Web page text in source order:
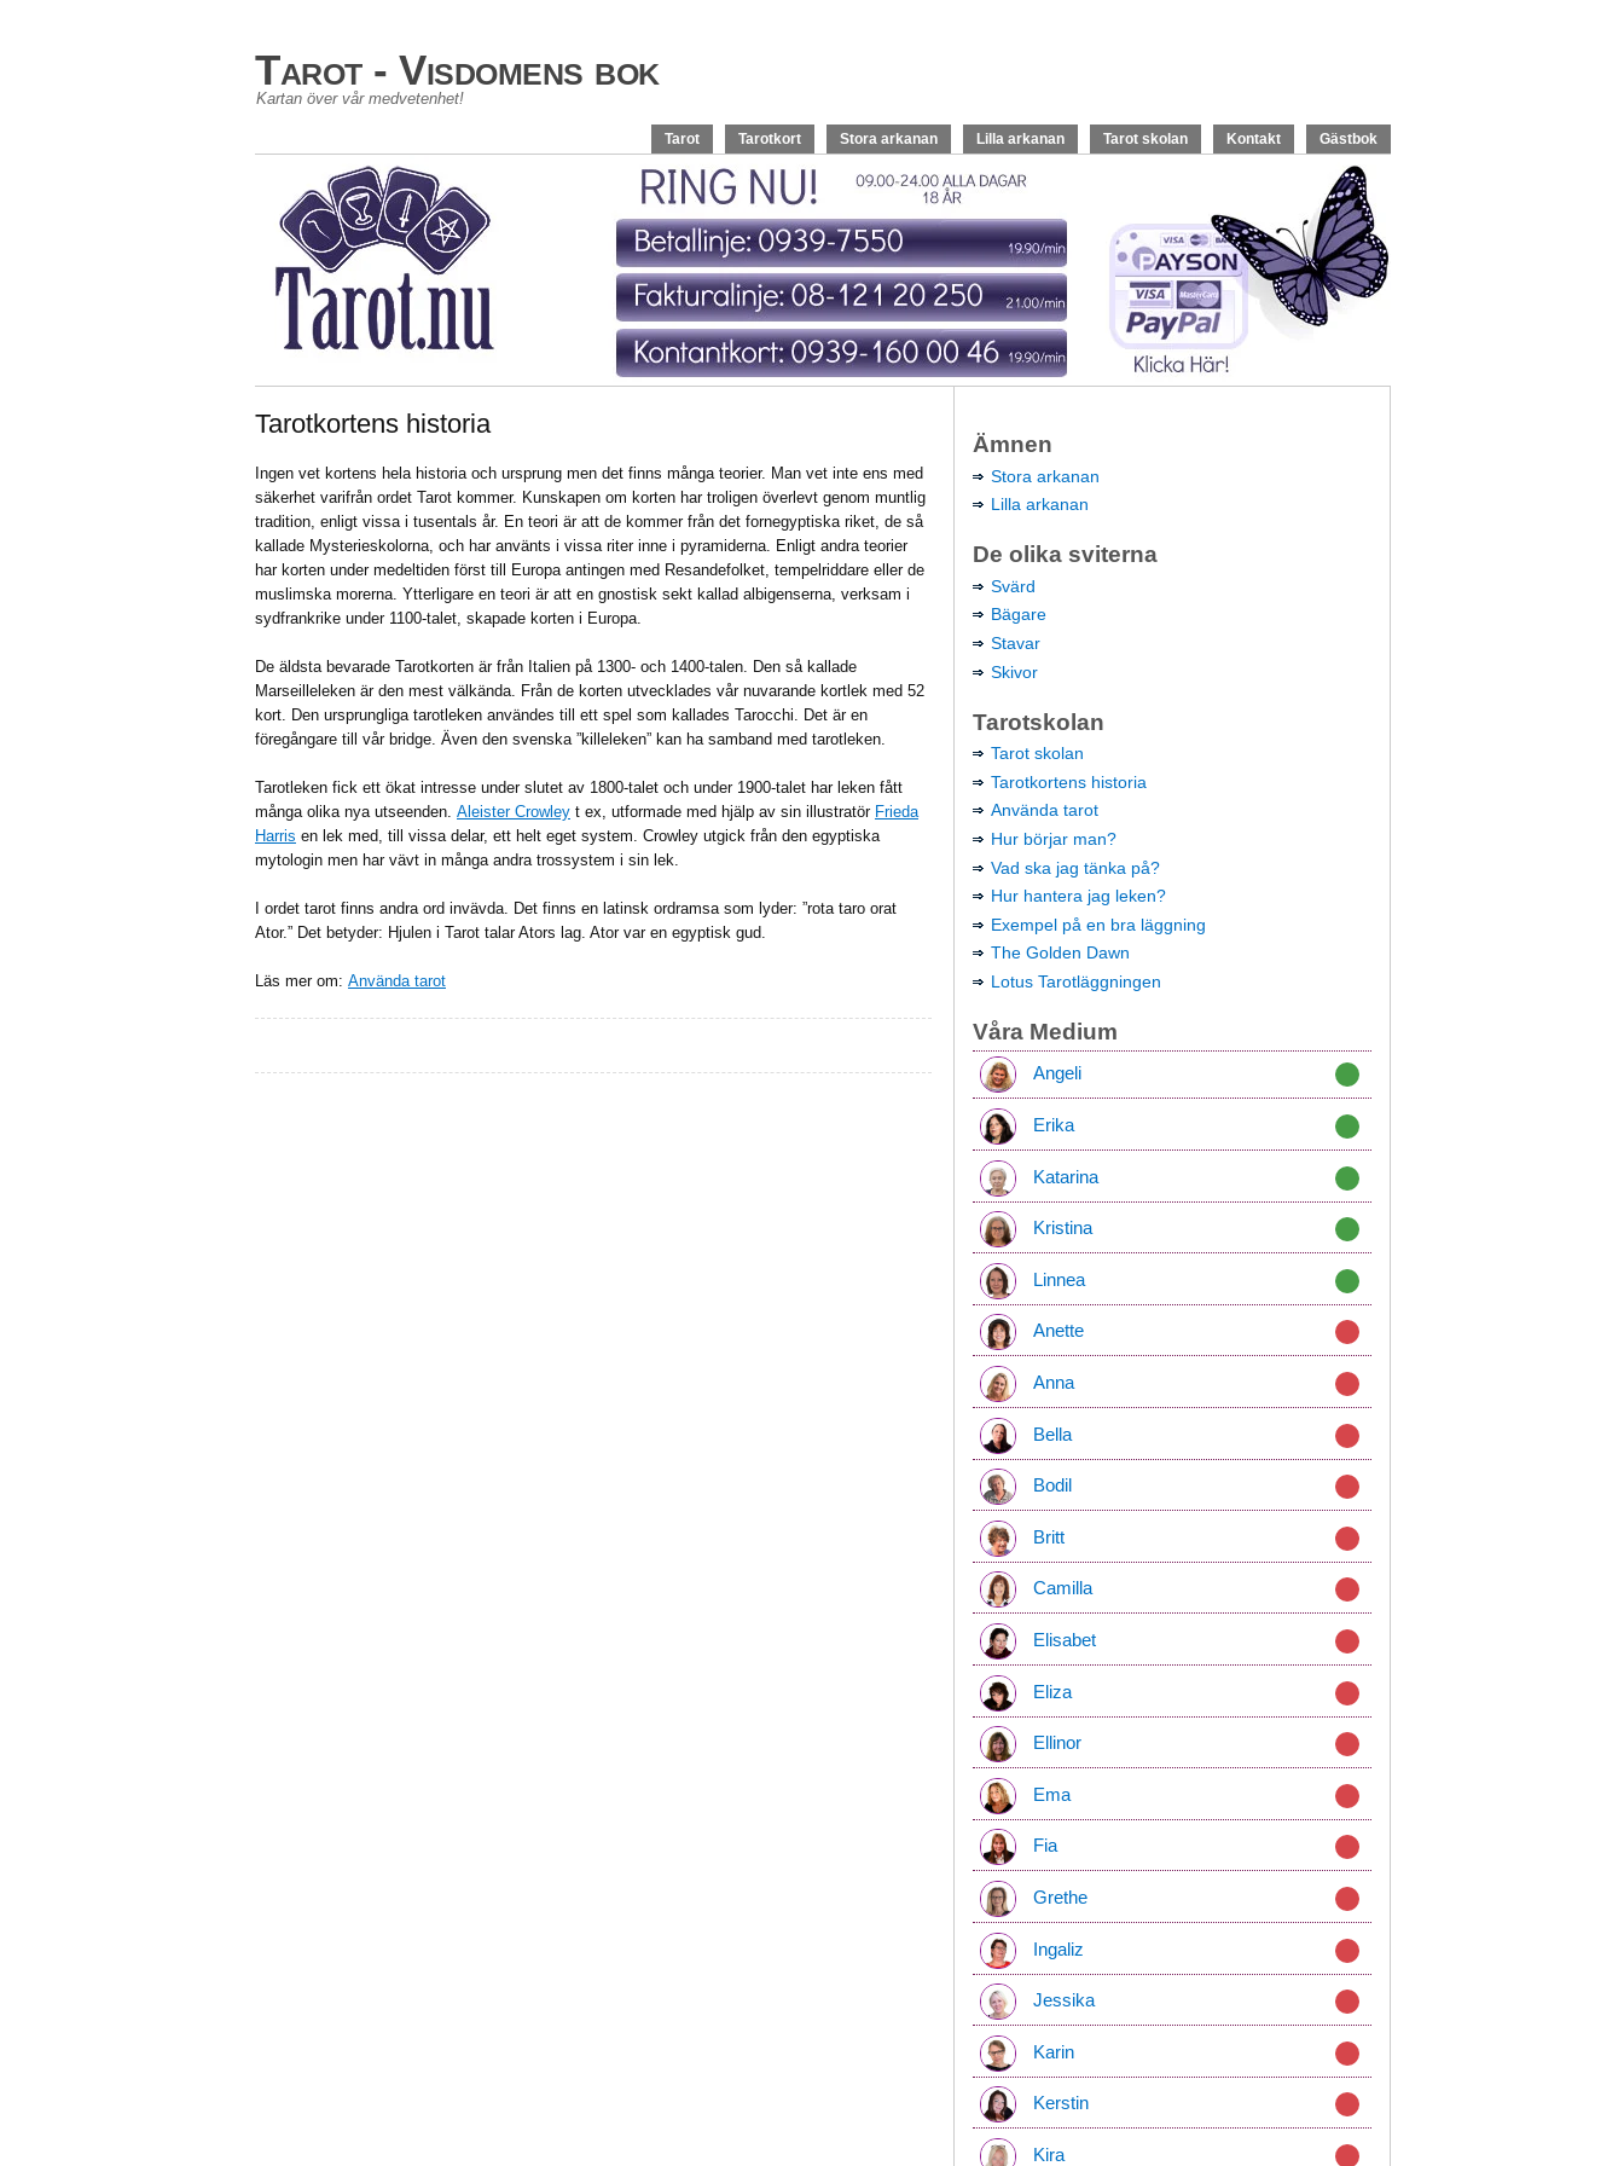
Tarot - Visdomens bok
Kartan över vår medvetenhet!
Tarot Tarotkort Stora arkanan Lilla arkanan Tarot skolan Kontakt Gästbok
Tarotkortens historia
Ingen vet kortens hela historia och ursprung men det finns många teorier. Man vet inte ens med
säkerhet varifrån ordet Tarot kommer. Kunskapen om korten har troligen överlevt genom muntlig
tradition, enligt vissa i tusentals år. En teori är att de kommer från det fornegyptiska riket, de så
kallade Mysterieskolorna, och har använts i vissa riter inne i pyramiderna. Enligt andra teorier
har korten under medeltiden först till Europa antingen med Resandefolket, tempelriddare eller de
muslimska morerna. Ytterligare en teori är att en gnostisk sekt kallad albigenserna, verksam i
sydfrankrike under 1100-talet, skapade korten i Europa.
De äldsta bevarade Tarotkorten är från Italien på 1300- och 1400-talen. Den så kallade
Marseilleleken är den mest välkända. Från de korten utvecklades vår nuvarande kortlek med 52
kort. Den ursprungliga tarotleken användes till ett spel som kallades Tarocchi. Det är en
föregångare till vår bridge. Även den svenska ”killeleken” kan ha samband med tarotleken.
Tarotleken fick ett ökat intresse under slutet av 1800-talet och under 1900-talet har leken fått
många olika nya utseenden. Aleister Crowley t ex, utformade med hjälp av sin illustratör Frieda
Harris en lek med, till vissa delar, ett helt eget system. Crowley utgick från den egyptiska
mytologin men har vävt in många andra trossystem i sin lek.
I ordet tarot finns andra ord invävda. Det finns en latinsk ordramsa som lyder: ”rota taro orat
Ator.” Det betyder: Hjulen i Tarot talar Ators lag. Ator var en egyptisk gud.
Läs mer om: Använda tarot
Ämnen
Stora arkanan
Lilla arkanan
De olika sviterna
Svärd
Bägare
Stavar
Skivor
Tarotskolan
Tarot skolan
Tarotkortens historia
Använda tarot
Hur börjar man?
Vad ska jag tänka på?
Hur hantera jag leken?
Exempel på en bra läggning
The Golden Dawn
Lotus Tarotläggningen
Våra Medium
Angeli
Erika
Katarina
Kristina
Linnea
Anette
Anna
Bella
Bodil
Britt
Camilla
Elisabet
Eliza
Ellinor
Ema
Fia
Grethe
Ingaliz
Jessika
Karin
Kerstin
Kira